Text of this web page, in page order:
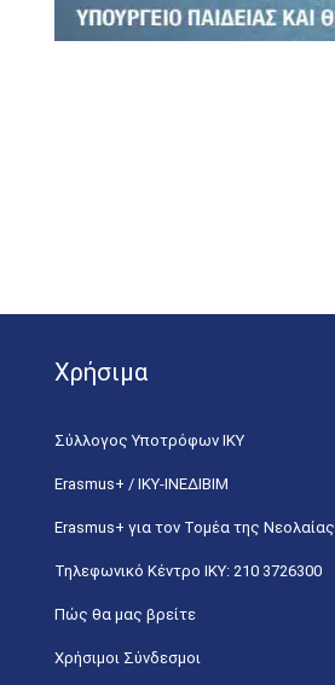
Χρήσιμα
Σύλλογος Υποτρόφων ΙΚΥ
Erasmus+ / ΙΚΥ-ΙΝΕΔΙΒΙΜ
Erasmus+ για τον Τομέα της Νεολαίας
Τηλεφωνικό Κέντρο IKY: 210 3726300
Πώς θα μας βρείτε
Χρήσιμοι Σύνδεσμοι